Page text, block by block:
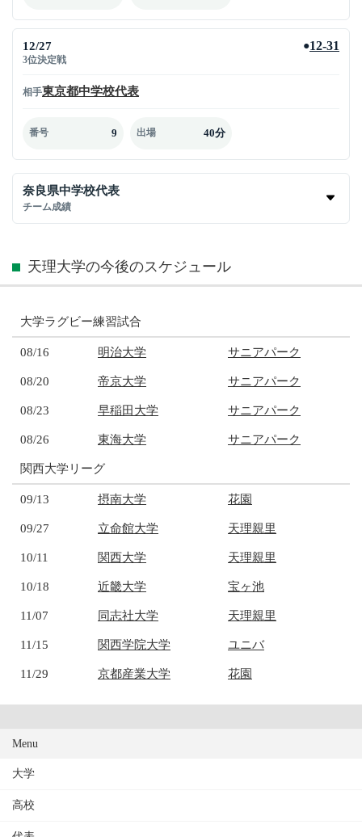
12/27
3位決定戦
●12-31
相手東京都中学校代表
番号 9 出場 40分
奈良県中学校代表
チーム成績
天理大学の今後のスケジュール
大学ラグビー練習試合
08/16 明治大学 サニアパーク
08/20 帝京大学 サニアパーク
08/23 早稲田大学 サニアパーク
08/26 東海大学 サニアパーク
関西大学リーグ
09/13 摂南大学 花園
09/27 立命館大学 天理親里
10/11 関西大学 天理親里
10/18 近畿大学 宝ヶ池
11/07 同志社大学 天理親里
11/15 関西学院大学 ユニバ
11/29 京都産業大学 花園
Menu
大学
高校